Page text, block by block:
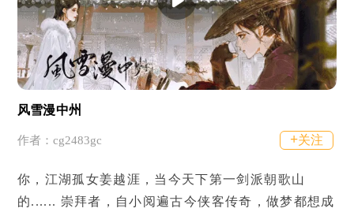
风雪漫中州
作者：cg2483gc +关注
你，江湖孤女姜越涯，当今天下第一剑派朝歌山
的...... 崇拜者，自小阅遍古今侠客传奇，做梦都想成